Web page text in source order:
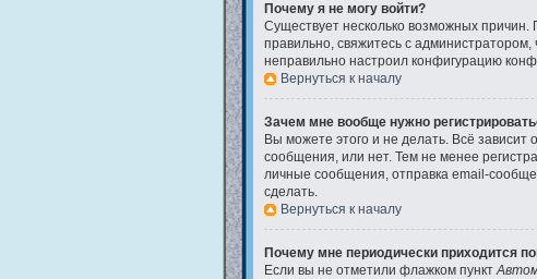
Почему я не могу войти?
Существует несколько возможных
правильно, свяжитесь с
неправильно настроил конфигурацию
Вернуться к началу
Зачем мне вообще нужно
Вы можете этого и не делать. Всё
сообщения, или нет. Тем не менее
личные сообщения, отправка email-
сделать.
Вернуться к началу
Почему мне периодически приходится
Если вы не отметили флажком пункт